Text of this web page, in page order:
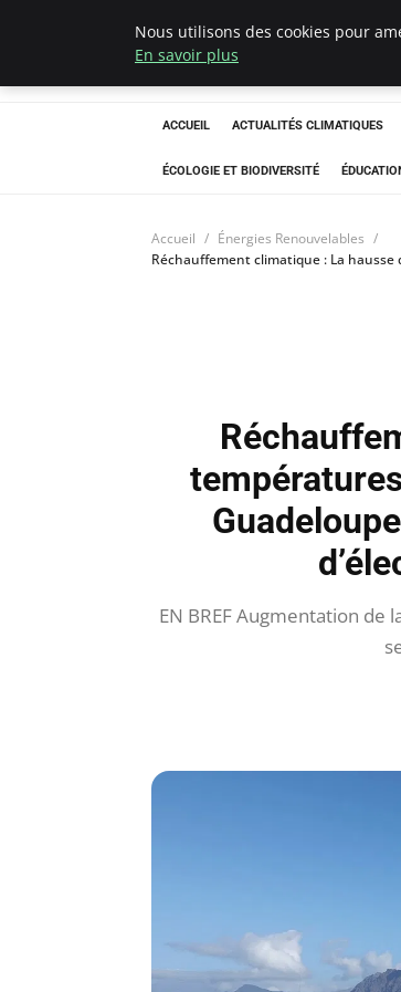
ACCUEIL ACTUALITÉS CLIMATIQUES
ÉCOLOGIE ET BIODIVERSITÉ
Accueil
Énergies Renouvelables
Réchauffement climatique : La
EN BREF Augmentation de
Nous utilisons des cookies pour
En savoir plus